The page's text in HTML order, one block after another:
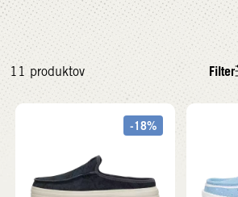
11 produktov Filter
-18%